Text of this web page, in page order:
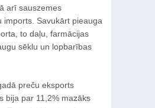
arī sauszemes
imports. Savukārt pieauga
to daļu, farmācijas
sēklu un lopbarības
preču eksports
bija par 11,2% mazāks